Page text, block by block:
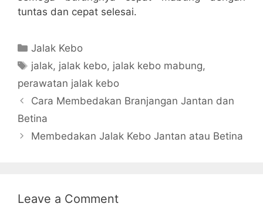
tuntas dan cepat selesai.
Categories
Jalak Kebo
Tags
jalak, jalak kebo, jalak kebo mabung,
perawatan jalak kebo
Cara Membedakan Branjangan Jantan dan
Betina
Membedakan Jalak Kebo Jantan atau Betina
Leave a Comment